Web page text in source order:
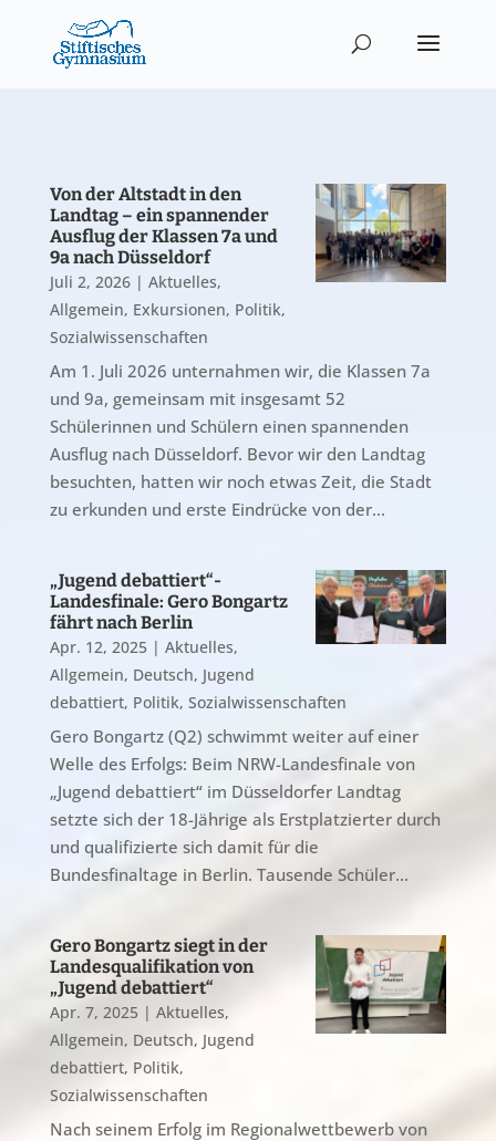
Von der Altstadt in den
Landtag – ein spannender
Ausflug der Klassen 7a und
9a nach Düsseldorf
Juli 2, 2026| Aktuelles,
Allgemein, Exkursionen, Politik,
Sozialwissenschaften
Am 1. Juli 2026 unternahmen wir, die Klassen 7a
und 9a, gemeinsam mit insgesamt 52
Schülerinnen und Schülern einen spannenden
Ausflug nach Düsseldorf. Bevor wir den Landtag
besuchten, hatten wir noch etwas Zeit, die Stadt
zu erkunden und erste Eindrücke von der...
„Jugend debattiert“-
Landesfinale: Gero Bongartz
fährt nach Berlin
Apr. 12, 2025| Aktuelles,
Allgemein, Deutsch, Jugend
debattiert, Politik, Sozialwissenschaften
Gero Bongartz (Q2) schwimmt weiter auf einer
Welle des Erfolgs: Beim NRW-Landesfinale von
„Jugend debattiert“ im Düsseldorfer Landtag
setzte sich der 18-Jährige als Erstplatzierter durch
und qualifizierte sich damit für die
Bundesfinaltage in Berlin. Tausende Schüler...
Gero Bongartz siegt in der
Landesqualifikation von
„Jugend debattiert“
Apr. 7, 2025| Aktuelles,
Allgemein, Deutsch, Jugend
debattiert, Politik,
Sozialwissenschaften
Nach seinem Erfolg im Regionalwettbewerb von